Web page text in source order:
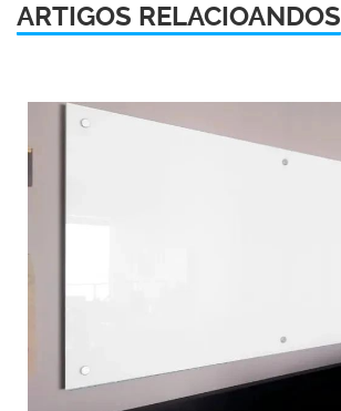
ARTIGOS RELACIOANDOS